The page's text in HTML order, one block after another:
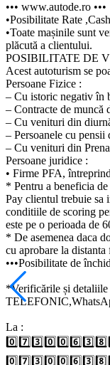
••• www.autode.ro •••
•Posibilitate Rate
•Toate mașinile sunt
plăcută a clientului.
POSIBILITATE DE
Acest autoturism se
Persoane Fizice :
– Cu istoric negativ în
– Contracte de
– Cu venituri din
– Persoanele cu
– Cu venituri din
Persoane juridice :
• Firme PFA,
* Pentru a beneficia
Pay clientul trebuie sa
conditiile de scoring
este pe o perioada de
* De asemenea daca
cu aprobare la
•••Posibilitate de
*Verificările și detaliile
La :